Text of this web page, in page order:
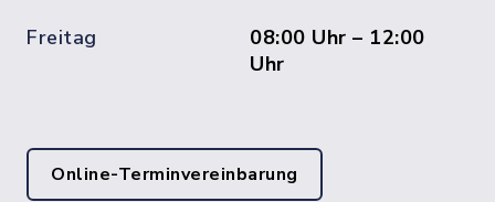
Freitag
08:00 Uhr – 12:00
Uhr
Online-Terminvereinbarung